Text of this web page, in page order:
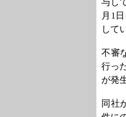
与し
月1
して
不審
行っ
が発
同社